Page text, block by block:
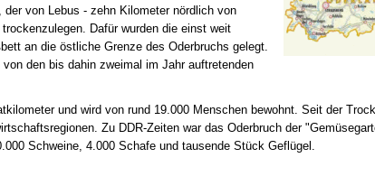
von Lebus - zehn Kilometer nördlich von
Dafür wurden die einst weit
an die östliche Grenze des Oderbruchs gelegt.
den bis dahin zweimal im Jahr auftretenden
und wird von rund 19.000 Menschen bewohnt. Seit der
Zu DDR-Zeiten war das Oderbruch der
Schweine, 4.000 Schafe und tausende Stück Geflügel.